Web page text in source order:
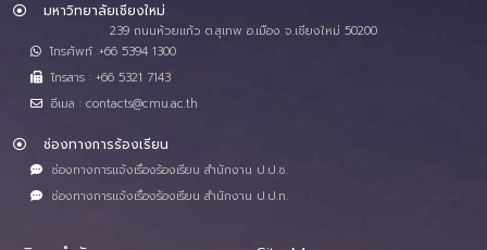
มหาวิทยาลัยเชียงใหม่
239 ถนนห้วยแก้ว ต.สุเทพ อ.เมือง จ.เชียงใหม่ 50200
โทรศัพท์ :+66 5394 1300
โทรสาร : +66 5321 7143
อีเมล : contacts@cmu.ac.th
ช่องทางการร้องเรียน
ช่องทางการแจ้งเรื่องร้องเรียน สำนักงาน ป.ป.ช.
ช่องทางการแจ้งเรื่องร้องเรียน สำนักงาน ป.ป.ท.